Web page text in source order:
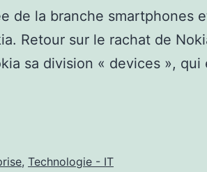
de la branche smartphones
Retour sur le rachat de
sa division « devices »,
, Technologie - IT